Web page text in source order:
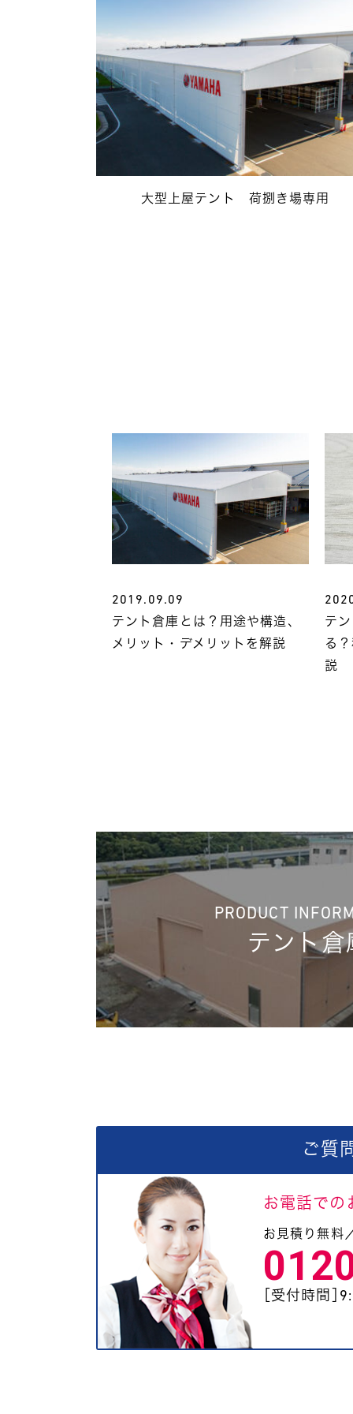
大型上屋テント 荷捌き場専用
2019.09.09
テント倉庫とは？用途や構造、
メリット・デメリットを解説
テ
る
説
PRODUCT
テント倉
ご質
お電話での
お見積り無料
［受付時間］